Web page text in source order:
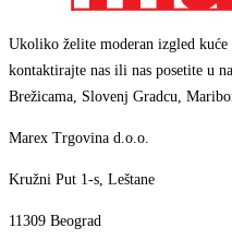
Ukoliko želite moderan izgled
kontaktirajte nas ili nas posetite u
Brežicama, Slovenj Gradcu,
Marex Trgovina d.o.o.
Kružni Put 1-s, Leštane
11309 Beograd